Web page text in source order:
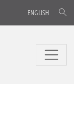
ENGLISH